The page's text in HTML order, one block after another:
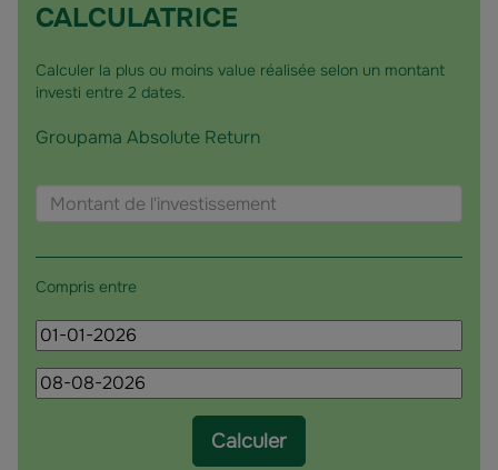
CALCULATRICE
Calculer la plus ou moins value réalisée selon un montant
investi entre 2 dates.
Groupama Absolute Return
fonds
Montant
de
Compris entre
Date
de
début
Date
de
Calculer